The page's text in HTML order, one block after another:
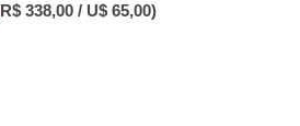
338,00 / U$ 65,00)